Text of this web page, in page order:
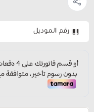
رقم الموديل